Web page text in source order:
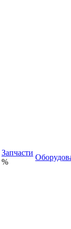
Запчасти
%